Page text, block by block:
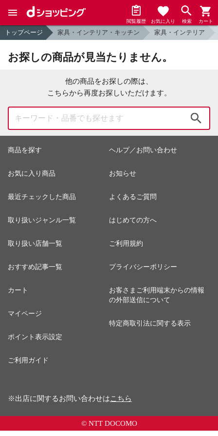
閲覧履歴 お気に入り 検索 カート
トップページ 家具・インテリア・キッチン 家具・インテリア
お探しの商品が見当たりません。
他の商品をお探しの際は、
こちらから再度お探しいただけます。
商品を探す
お気に入り商品
最近チェックした商品
取り扱いジャンル一覧
取り扱い店舗一覧
おすすめ記事一覧
カート
マイページ
ポイント表示設定
ご利用ガイド
ヘルプ／お問い合わせ
お知らせ
よくあるご質問
はじめての方へ
ご利用規約
プライバシーポリシー
お客さまご利用端末からの情報
の外部送信について
特定商取引法に関する表示
※出店に関するお問い合わせはこちら
© NTT DOCOMO